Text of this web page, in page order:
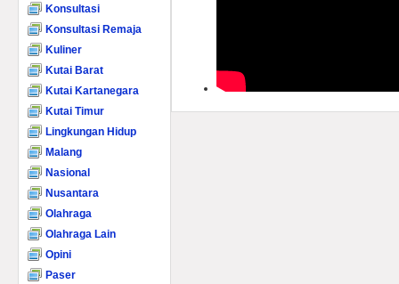
Konsultasi
Konsultasi Remaja
Kuliner
Kutai Barat
Kutai Kartanegara
Kutai Timur
Lingkungan Hidup
Malang
Nasional
Nusantara
Olahraga
Olahraga Lain
Opini
Paser